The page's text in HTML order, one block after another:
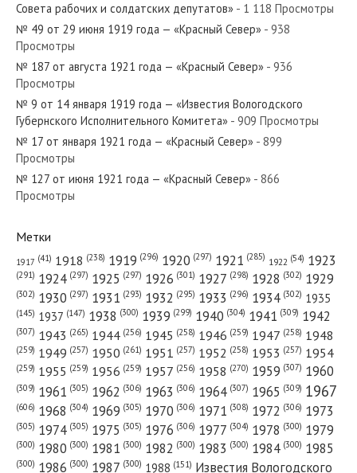
№ 217 от сентября 1979 года —
№ 18 от января 1985 года —
«Красный Север»
№ 148 от июня 1981 года —
Совета рабочих и солдатских депутатов» - 1 118 Просмотры
№ 49 от 29 июня 1919 года — «Красный Север» - 938
Просмотры
№ 187 от августа 1921 года — «Красный Север» - 936
Просмотры
№ 9 от 14 января 1919 года — «Известия Вологодского
Губернского Исполнительного Комитета» - 909 Просмотры
№ 17 от января 1921 года — «Красный Север» - 899
Просмотры
№ 127 от июня 1921 года — «Красный Север» - 866
Просмотры
Метки
1917 (41) 1918 (238) 1919 (296) 1920 (297) 1921 (285) 1922 (54) 1923
(291) 1924 (297) 1925 (297) 1926 (301) 1927 (298) 1928 (302) 1929
(302) 1930 (297) 1931 (293) 1932 (295) 1933 (296) 1934 (302) 1935
(145) 1937 (147) 1938 (300) 1939 (299) 1940 (304) 1941 (309) 1942
(307) 1943 (265) 1944 (256) 1945 (258) 1946 (259) 1947 (258) 1948
(259) 1949 (257) 1950 (261) 1951 (257) 1952 (258) 1953 (257) 1954
(259) 1955 (259) 1956 (259) 1957 (256) 1958 (270) 1959 (307) 1960
(309) 1961 (305) 1962 (306) 1963 (306) 1964 (307) 1965 (309) 1967
(606) 1968 (304) 1969 (305) 1970 (306) 1971 (308) 1972 (306) 1973
(305) 1974 (305) 1975 (305) 1976 (306) 1977 (304) 1978 (300) 1979
(300) 1980 (300) 1981 (300) 1982 (300) 1983 (300) 1984 (300) 1985
(300) 1986 (300) 1987 (300) 1988 (151) Известия Вологодского